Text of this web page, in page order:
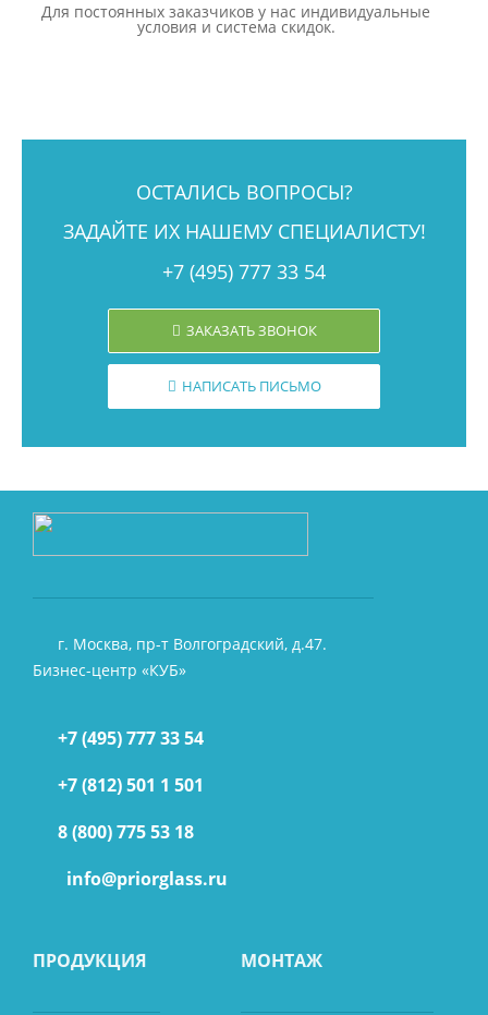
Для постоянных заказчиков у нас индивидуальные
условия и система скидок.
ОСТАЛИСЬ ВОПРОСЫ?
ЗАДАЙТЕ ИХ НАШЕМУ СПЕЦИАЛИСТУ!
+7 (495) 777 33 54
ЗАКАЗАТЬ ЗВОНОК
НАПИСАТЬ ПИСЬМО
г. Москва, пр-т Волгоградский, д.47.
Бизнес-центр «КУБ»
+7 (495) 777 33 54
+7 (812) 501 1 501
8 (800) 775 53 18
info@priorglass.ru
ПРОДУКЦИЯ МОНТАЖ